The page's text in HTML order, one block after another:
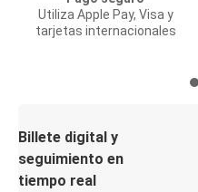
Utiliza Apple Pay, Visa y
tarjetas internacionales
Billete digital y
seguimiento en
tiempo real